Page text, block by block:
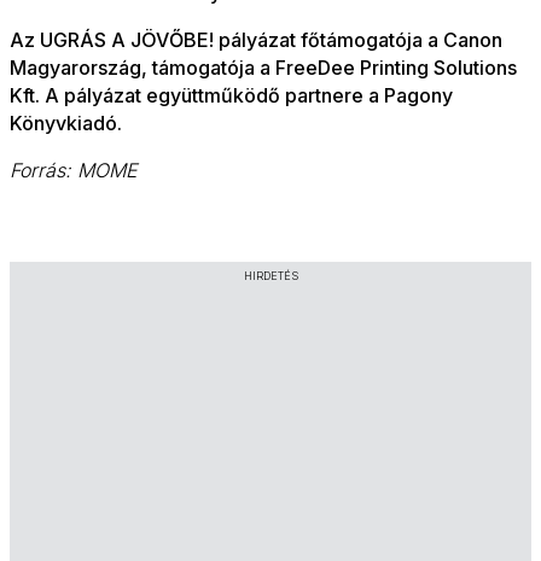
Az UGRÁS A JÖVŐBE! pályázat főtámogatója a Canon
Magyarország, támogatója a FreeDee Printing Solutions
Kft. A pályázat együttműködő partnere a Pagony
Könyvkiadó.
Forrás: MOME
HIRDETÉS